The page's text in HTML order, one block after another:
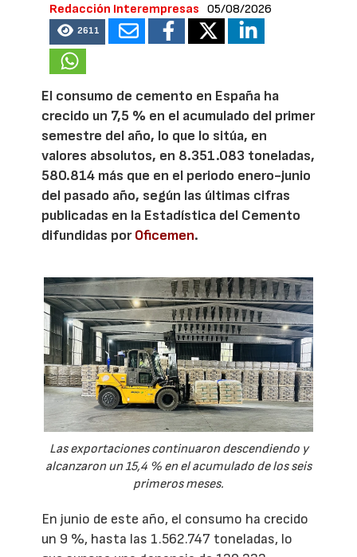
Redacción Interempresas 05/08/2026
2611
El consumo de cemento en España ha
crecido un 7,5 % en el acumulado del primer
semestre del año, lo que lo sitúa, en
valores absolutos, en 8.351.083 toneladas,
580.814 más que en el periodo enero-junio
del pasado año, según las últimas cifras
publicadas en la Estadística del Cemento
difundidas porOficemen.
Las exportaciones continuaron descendiendo y
alcanzaron un 15,4 % en el acumulado de los seis
primeros meses.
En junio de este año, el consumo ha crecido
un 9 %, hasta las 1.562.747 toneladas, lo